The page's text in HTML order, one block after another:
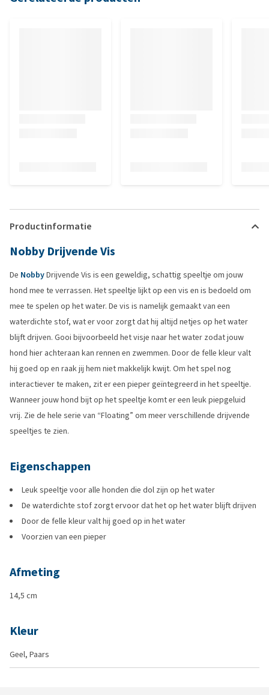
Productinformatie
Nobby Drijvende Vis
De NobbyDrijvende Vis is een geweldig, schattig speeltje om jouw
hond mee te verrassen. Het speeltje lijkt op een vis en is bedoeld om
mee te spelen op het water. De vis is namelijk gemaakt van een
waterdichte stof, wat er voor zorgt dat hij altijd netjes op het water
blijft drijven. Gooi bijvoorbeeld het visje naar het water zodat jouw
hond hier achteraan kan rennen en zwemmen. Door de felle kleur valt
hij goed op en raak jij hem niet makkelijk kwijt. Om het spel nog
interactiever te maken, zit er een pieper geïntegreerd in het speeltje.
Wanneer jouw hond bijt op het speeltje komt er een leuk piepgeluid
vrij. Zie de hele serie van “Floating” om meer verschillende drijvende
speeltjes te zien.
Eigenschappen
Leuk speeltje voor alle honden die dol zijn op het water
De waterdichte stof zorgt ervoor dat het op het water blijft drijven
Door de felle kleur valt hij goed op in het water
Voorzien van een pieper
Afmeting
14,5 cm
Kleur
Geel, Paars